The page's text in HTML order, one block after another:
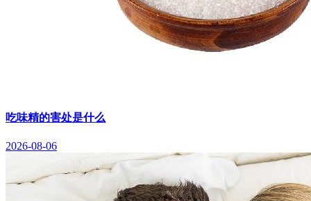
吃味精的害处是什么
2026-08-06